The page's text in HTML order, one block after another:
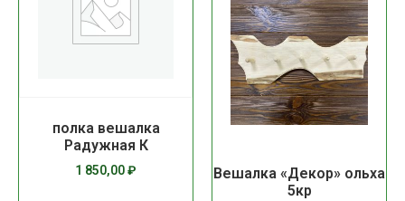
полка вешалка
Радужная К
1 850,00₽
Вешалка «Декор» ольха
5кр